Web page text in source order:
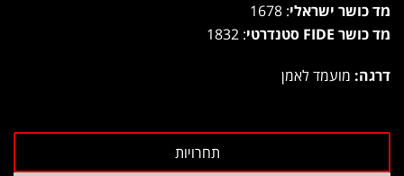
מד כושר ישראלי: 1678
מד כושר FIDE סטנדרטי
: 1832
דרגה: מועמד לאמן